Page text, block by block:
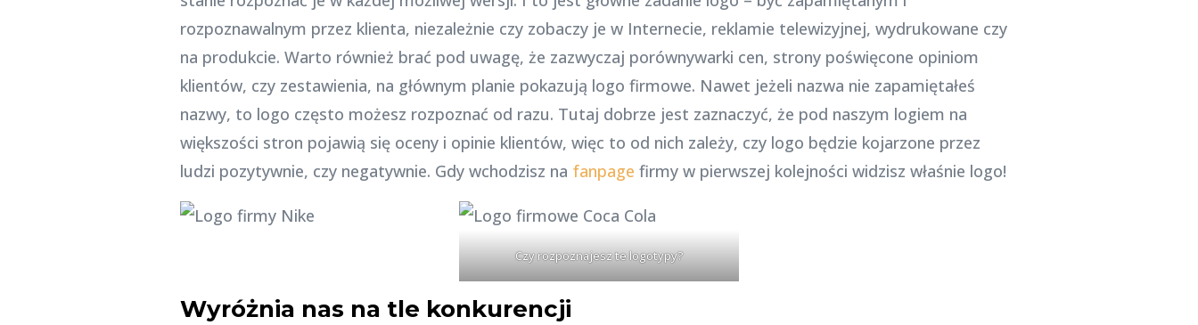
rozpoznawalnym przez klienta, niezależnie czy zobaczy je w Internecie, reklamie telewizyjnej, wydrukowane czy
na produkcie. Warto również brać pod uwagę, że zazwyczaj porównywarki cen, strony poświęcone opiniom
klientów, czy zestawienia, na głównym planie pokazują logo firmowe. Nawet jeżeli nazwa nie zapamiętałeś
nazwy, to logo często możesz rozpoznać od razu. Tutaj dobrze jest zaznaczyć, że pod naszym logiem na
większości stron pojawią się oceny i opinie klientów, więc to od nich zależy, czy logo będzie kojarzone przez
ludzi pozytywnie, czy negatywnie. Gdy wchodzisz na fanpage firmy w pierwszej kolejności widzisz właśnie logo!
Czy rozpoznajesz te logotypy?
Wyróżnia nas na tle konkurencji